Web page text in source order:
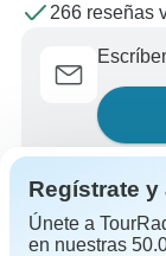
266 reseñas
+34
Regístrate y
Únete a
en nuestras